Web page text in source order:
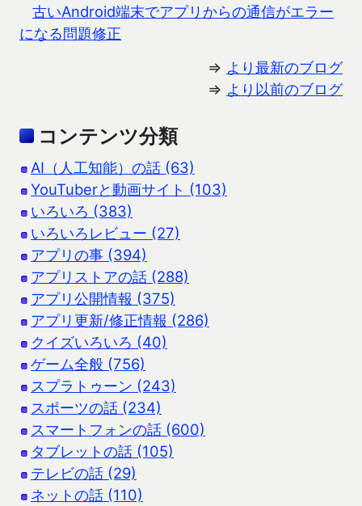
古いAndroid端末でアプリからの通信がエラー
になる問題修正
⇒ より最新のブログ
⇒ より以前のブログ
コンテンツ分類
AI（人工知能）の話 (63)
YouTuberと動画サイト (103)
いろいろ (383)
いろいろレビュー (27)
アプリの事 (394)
アプリストアの話 (288)
アプリ公開情報 (375)
アプリ更新/修正情報 (286)
クイズいろいろ (40)
ゲーム全般 (756)
スプラトゥーン (243)
スポーツの話 (234)
スマートフォンの話 (600)
タブレットの話 (105)
テレビの話 (29)
ネットの話 (110)